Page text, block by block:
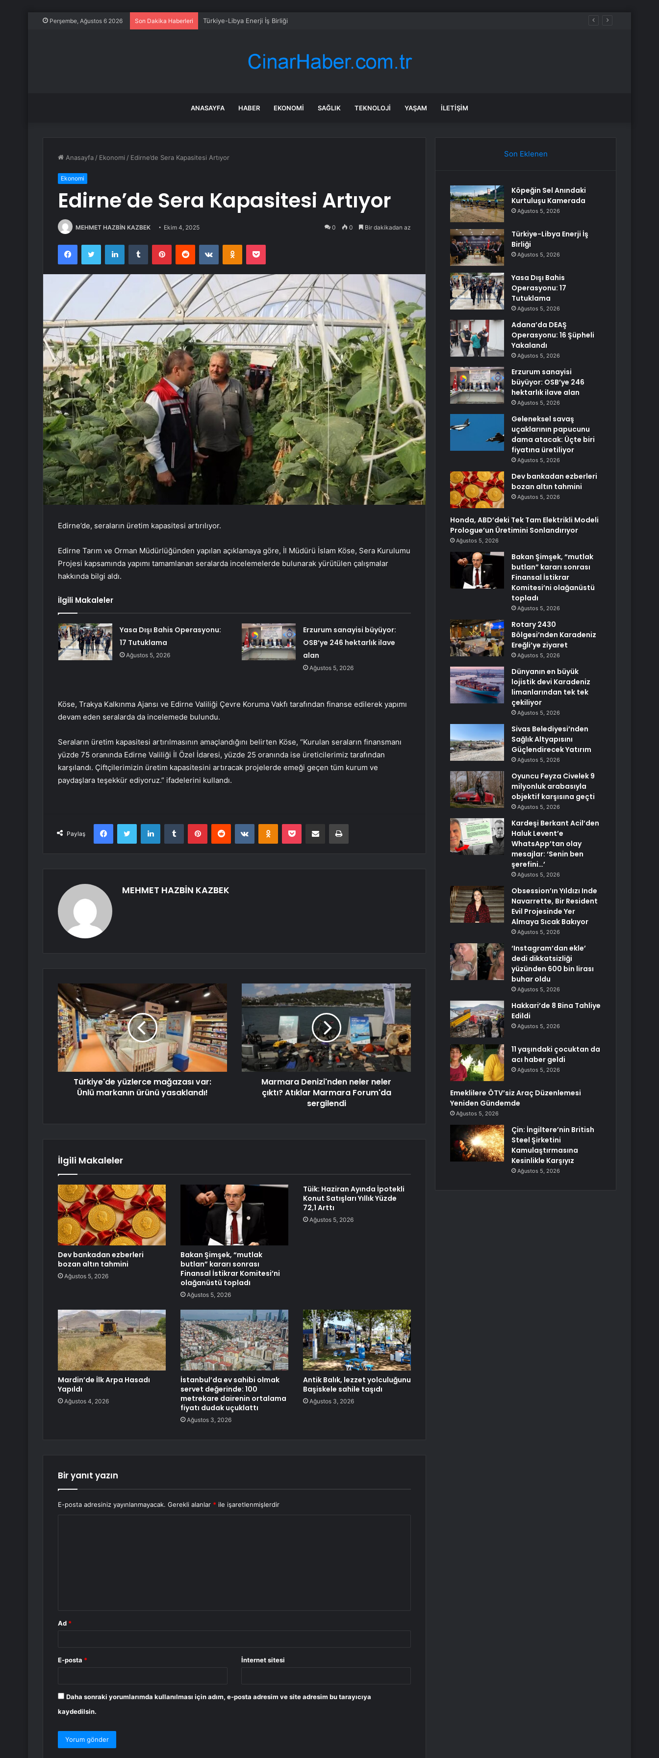
Perşembe, Ağustos 6 2026 Son Dakika Haberleri Türkiye-Libya Enerji İş Birliği
ANASAYFA HABER EKONOMI SAĞLIK TEKNOLOJI YAŞAM İLETIŞIM
Anasayfa / Ekonomi / Edirne’de Sera Kapasitesi Artıyor
Ekonomi
Edirne’de Sera Kapasitesi Artıyor
MEHMET HAZBİN KAZBEK Ekim 4, 2025 0 0 Bir dakikadan az
FacebookTwitter LinkedInTumblr PinterestReddit VKontakteOdnoklassniki
Pocket
Edirne’de, seraların üretim kapasitesi artırılıyor.
Edirne Tarım ve Orman Müdürlüğünden yapılan açıklamaya göre, İl Müdürü İslam Köse, Sera Kurulumu
Projesi kapsamında yapımı tamamlanan seralarda incelemelerde bulunarak yürütülen çalışmalar
hakkında bilgi aldı.
İlgili Makaleler
Yasa Dışı Bahis Operasyonu:
17 Tutuklama
Ağustos 5, 2026
Erzurum sanayisi büyüyor:
OSB’ye 246 hektarlık ilave
alan
Ağustos 5, 2026
Köse, Trakya Kalkınma Ajansı ve Edirne Valiliği Çevre Koruma Vakfı tarafından finanse edilerek yapımı
devam eden seralarda da incelemede bulundu.
Seraların üretim kapasitesi artırılmasının amaçlandığını belirten Köse, “Kurulan seraların finansmanı
yüzde 75 oranında Edirne Valiliği İl Özel İdaresi, yüzde 25 oranında ise üreticilerimiz tarafından
karşılandı. Çiftçilerimizin üretim kapasitesini artıracak projelerde emeği geçen tüm kurum ve
paydaşlara teşekkür ediyoruz.” ifadelerini kullandı.
Paylaş
FacebookTwitter LinkedInTumblr PinterestReddit VKontakteOdnoklassniki
Pocket E-Posta ile paylaş Yazdır
MEHMET HAZBİN KAZBEK
Türkiye'de yüzlerce mağazası var:
Ünlü markanın ürünü yasaklandı!
Marmara Denizi'nden neler neler
çıktı? Atıklar Marmara Forum'da
sergilendi
İlgili Makaleler
Dev bankadan ezberleri
bozan altın tahmini
Ağustos 5, 2026
Bakan Şimşek, “mutlak
butlan” kararı sonrası
Finansal İstikrar Komitesi’ni
olağanüstü topladı
Ağustos 5, 2026
Tüik: Haziran Ayında İpotekli
Konut Satışları Yıllık Yüzde
72,1 Arttı
Ağustos 5, 2026
Mardin’de İlk Arpa Hasadı
Yapıldı
Ağustos 4, 2026
İstanbul’da ev sahibi olmak
servet değerinde: 100
metrekare dairenin ortalama
fiyatı dudak uçuklattı
Ağustos 3, 2026
Antik Balık, lezzet yolculuğunu
Başiskele sahile taşıdı
Ağustos 3, 2026
Bir yanıt yazın
E-posta adresiniz yayınlanmayacak. Gerekli alanlar * ile işaretlenmişlerdir
Ad *
E-posta * İnternet sitesi
Daha sonraki yorumlarımda kullanılması için adım, e-posta adresim ve site adresim bu tarayıcıya
kaydedilsin.
Son Eklenen
Köpeğin Sel Anındaki
Kurtuluşu Kamerada
Ağustos 5, 2026
Türkiye-Libya Enerji İş
Birliği
Ağustos 5, 2026
Yasa Dışı Bahis
Operasyonu: 17
Tutuklama
Ağustos 5, 2026
Adana’da DEAŞ
Operasyonu: 16 Şüpheli
Yakalandı
Ağustos 5, 2026
Erzurum sanayisi
büyüyor: OSB’ye 246
hektarlık ilave alan
Ağustos 5, 2026
Geleneksel savaş
uçaklarının papucunu
dama atacak: Üçte biri
fiyatına üretiliyor
Ağustos 5, 2026
Dev bankadan ezberleri
bozan altın tahmini
Ağustos 5, 2026
Honda, ABD’deki Tek Tam Elektrikli Modeli
Prologue’un Üretimini Sonlandırıyor
Ağustos 5, 2026
Bakan Şimşek, “mutlak
butlan” kararı sonrası
Finansal İstikrar
Komitesi’ni olağanüstü
topladı
Ağustos 5, 2026
Rotary 2430
Bölgesi’nden Karadeniz
Ereğli’ye ziyaret
Ağustos 5, 2026
Dünyanın en büyük
lojistik devi Karadeniz
limanlarından tek tek
çekiliyor
Ağustos 5, 2026
Sivas Belediyesi’nden
Sağlık Altyapısını
Güçlendirecek Yatırım
Ağustos 5, 2026
Oyuncu Feyza Civelek 9
milyonluk arabasıyla
objektif karşısına geçti
Ağustos 5, 2026
Kardeşi Berkant Acil’den
Haluk Levent’e
WhatsApp’tan olay
mesajlar: ‘Senin ben
şerefini…’
Ağustos 5, 2026
Obsession’ın Yıldızı Inde
Navarrette, Bir Resident
Evil Projesinde Yer
Almaya Sıcak Bakıyor
Ağustos 5, 2026
‘Instagram’dan ekle’
dedi dikkatsizliği
yüzünden 600 bin lirası
buhar oldu
Ağustos 5, 2026
Hakkari’de 8 Bina Tahliye
Edildi
Ağustos 5, 2026
11 yaşındaki çocuktan da
acı haber geldi
Ağustos 5, 2026
Emeklilere ÖTV’siz Araç Düzenlemesi
Yeniden Gündemde
Ağustos 5, 2026
Çin: İngiltere’nin British
Steel Şirketini
Kamulaştırmasına
Kesinlikle Karşıyız
Ağustos 5, 2026